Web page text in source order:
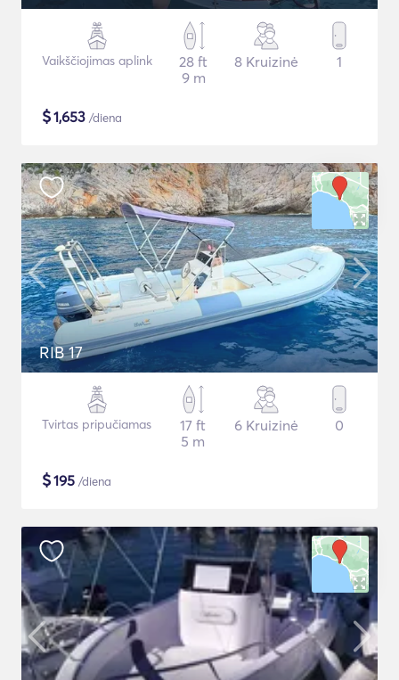
Vaikščiojimas aplink
28 ft
9 m
8 Kruizinė 1
$1,653 /diena
RIB 17
Tvirtas pripučiamas
17 ft
5 m
6 Kruizinė 0
$195 /diena